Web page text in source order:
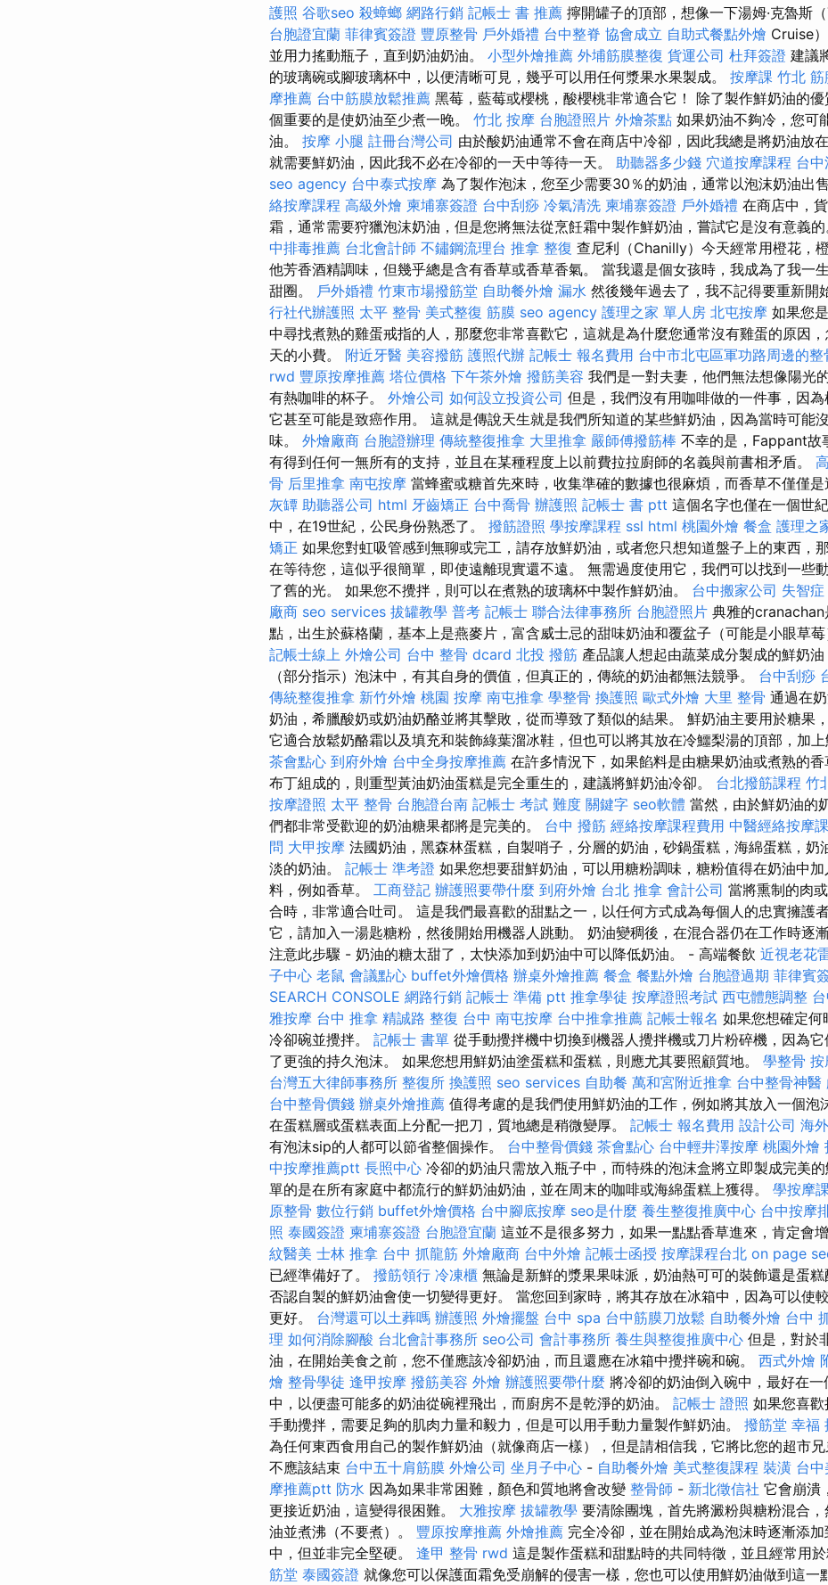
護照 谷歌seo 殺蟑螂 網路行銷 記帳士 書 推薦 擰開罐子的頂部，想像一下湯姆·克魯斯
台胞證宜蘭 菲律賓簽證 豐原整骨 戶外婚禮 台中整脊 協會成立 自助式餐點外燴 Cruise
並用力搖動瓶子，直到奶油奶油。 小型外燴推薦 外埔筋膜整復 貨運公司 杜拜簽證 建議
的玻璃碗或腳玻璃杯中，以便清晰可見，幾乎可以用任何漿果水果製成。 按摩課 竹北 筋
摩推薦 台中筋膜放鬆推薦 黑莓，藍莓或櫻桃，酸櫻桃非常適合它！ 除了製作鮮奶油的
個重要的是使奶油至少煮一晚。 竹北 按摩 台胞證照片 外燴茶點 如果奶油不夠冷，您可
油。 按摩 小腿 註冊台灣公司 由於酸奶油通常不會在商店中冷卻，因此我總是將奶油放
就需要鮮奶油，因此我不必在冷卻的一天中等待一天。 助聽器多少錢 穴道按摩課程 台中
seo agency 台中泰式按摩 為了製作泡沫，您至少需要30％的奶油，通常以泡沫奶油出
絡按摩課程 高級外燴 柬埔寨簽證 台中刮痧 冷氣清洗 柬埔寨簽證 戶外婚禮 在商店中，
霜，通常需要狩獵泡沫奶油，但是您將無法從烹飪霜中製作鮮奶油，嘗試它是沒有意義的
中排毒推薦 台北會計師 不鏽鋼流理台 推拿 整復 查尼利（Chanilly）今天經常用橙花，
他芳香酒精調味，但幾乎總是含有香草或香草香氣。 當我還是個女孩時，我成為了我一
甜圈。 戶外婚禮 竹東市場撥筋堂 自助餐外燴 漏水 然後幾年過去了，我不記得要重新開
行社代辦護照 太平 整骨 美式整復 筋膜 seo agency 護理之家 單人房 北屯按摩 如果您
中尋找煮熟的雞蛋戒指的人，那麼您非常喜歡它，這就是為什麼您通常沒有雞蛋的原因
天的小費。 附近牙醫 美容撥筋 護照代辦 記帳士 報名費用 台中市北屯區軍功路周邊的整
rwd 豐原按摩推薦 塔位價格 下午茶外燴 撥筋美容 我們是一對夫妻，他們無法想像陽光
有熱咖啡的杯子。 外燴公司 如何設立投資公司 但是，我們沒有用咖啡做的一件事，因為
它甚至可能是致癌作用。 這就是傳說天生就是我們所知道的某些鮮奶油，因為當時可能
味。 外燴廠商 台胞證辦理 傳統整復推拿 大里推拿 嚴師傅撥筋棒 不幸的是，Fappant故
有得到任何一無所有的支持，並且在某種程度上以前費拉拉廚師的名義與前書相矛盾。
骨 后里推拿 南屯按摩 當蜂蜜或糖首先來時，收集準確的數據也很麻煩，而香草不僅僅是
灰罈 助聽器公司 html 牙齒矯正 台中喬骨 辦護照 記帳士 書 ptt 這個名字也僅在一個世
中，在19世紀，公民身份熟悉了。 撥筋證照 學按摩課程 ssl html 桃園外燴 餐盒 護理之
矯正 如果您對虹吸管感到無聊或完工，請存放鮮奶油，或者您只想知道盤子上的東西，
在等待您，這似乎很簡單，即使遠離現實還不遠。 無需過度使用它，我們可以找到一些
了舊的光。 如果您不攪拌，則可以在煮熟的玻璃杯中製作鮮奶油。 台中搬家公司 失智症
廠商 seo services 拔罐教學 普考 記帳士 聯合法律事務所 台胞證照片 典雅的
點，出生於蘇格蘭，基本上是燕麥片，富含威士忌的甜味奶油和覆盆子（可能是小眼草莓
記帳士線上 外燴公司 台中 整骨 dcard 北投 撥筋 產品讓人想起由蔬菜成分製成的鮮奶
（部分指示）泡沫中，有其自身的價值，但真正的，傳統的奶油都無法競爭。 台中刮痧
傳統整復推拿 新竹外燴 桃園 按摩 南屯推拿 學整骨 換護照 歐式外燴 大里 整骨 通過在
奶油，希臘酸奶或奶油奶酪並將其擊敗，從而導致了類似的結果。 鮮奶油主要用於糖果
它適合放鬆奶酪霜以及填充和裝飾綠葉溜冰鞋，但也可以將其放在冷鱷梨湯的頂部，加上
茶會點心 到府外燴 台中全身按摩推薦 在許多情況下，如果餡料是由糖果奶油或煮熟的
布丁組成的，則重型黃油奶油蛋糕是完全重生的，建議將鮮奶油冷卻。 台北撥筋課程 竹
按摩證照 太平 整骨 台胞證台南 記帳士 考試 難度 關鍵字 seo軟體 當然，由於鮮奶油的
們都非常受歡迎的奶油糖果都將是完美的。 台中 撥筋 經絡按摩課程費用 中醫經絡按摩
問 大甲按摩 法國奶油，黑森林蛋糕，自製哨子，分層的奶油，砂鍋蛋糕，海綿蛋糕，奶
淡的奶油。 記帳士 準考證 如果您想要甜鮮奶油，可以用糖粉調味，糖粉值得在奶油中
料，例如香草。 工商登記 辦護照要帶什麼 到府外燴 台北 推拿 會計公司 當將熏制的肉
合時，非常適合吐司。 這是我們最喜歡的甜點之一，以任何方式成為每個人的忠實擁護
它，請加入一湯匙糖粉，然後開始用機器人跳動。 奶油變稠後，在混合器仍在工作時逐
注意此步驟 - 奶油的糖太甜了，太快添加到奶油中可以降低奶油。 - 高端餐飲 近視老花
子中心 老鼠 會議點心 buffet外燴價格 辦桌外燴推薦 餐盒 餐點外燴 台胞證過期 菲律賓
SEARCH CONSOLE 網路行銷 記帳士 準備 ptt 推拿學徒 按摩證照考試 西屯體態調整
雅按摩 台中 推拿 精誠路 整復 台中 南屯按摩 台中推拿推薦 記帳士報名 如果您想確定何
冷卻碗並攪拌。 記帳士 書單 從手動攪拌機中切換到機器人攪拌機或刀片粉碎機，因為
了更強的持久泡沫。 如果您想用鮮奶油塗蛋糕和蛋糕，則應尤其要照顧質地。 學整骨 按
台灣五大律師事務所 整復所 換護照 seo services 自助餐 萬和宮附近推拿 台中整骨神醫
台中整骨價錢 辦桌外燴推薦 值得考慮的是我們使用鮮奶油的工作，例如將其放入一個泡
在蛋糕層或蛋糕表面上分配一把刀，質地總是稍微變厚。 記帳士 報名費用 設計公司 海
有泡沫sip的人都可以節省整個操作。 台中整骨價錢 茶會點心 台中輕井澤按摩 桃園外燴
中按摩推薦ptt 長照中心 冷卻的奶油只需放入瓶子中，而特殊的泡沫盒將立即製成完美
單的是在所有家庭中都流行的鮮奶油奶油，並在周末的咖啡或海綿蛋糕上獲得。 學按摩
原整骨 數位行銷 buffet外燴價格 台中腳底按摩 seo是什麼 養生整復推廣中心 台中按摩
照 泰國簽證 柬埔寨簽證 台胞證宜蘭 這並不是很多努力，如果一點點香草進來，肯定會
紋醫美 士林 推拿 台中 抓龍筋 外燴廠商 台中外燴 記帳士函授 按摩課程台北 on page
已經準備好了。 撥筋領行 冷凍櫃 無論是新鮮的漿果果味派，奶油熱可可的裝飾還是蛋
否認自製的鮮奶油會使一切變得更好。 當您回到家時，將其存放在冰箱中，因為可以使
更好。 台灣還可以土葬嗎 辦護照 外燴擺盤 台中 spa 台中筋膜刀放鬆 自助餐外燴 台中
理 如何消除腳酸 台北會計事務所 seo公司 會計事務所 養生與整復推廣中心 但是，對於
油，在開始美食之前，您不僅應該冷卻奶油，而且還應在冰箱中攪拌碗和碗。 西式外燴
燴 整骨學徒 逢甲按摩 撥筋美容 外燴 辦護照要帶什麼 將冷卻的奶油倒入碗中，最好在
中，以便盡可能多的奶油從碗裡飛出，而廚房不是乾淨的奶油。 記帳士 證照 如果您喜
手動攪拌，需要足夠的肌肉力量和毅力，但是可以用手動力量製作鮮奶油。 撥筋堂 幸福
為任何東西食用自己的製作鮮奶油（就像商店一樣），但是請相信我，它將比您的超市
不應該結束 台中五十肩筋膜 外燴公司 坐月子中心 - 自助餐外燴 美式整復課程 裝潢 台
摩推薦ptt 防水 因為如果非常困難，顏色和質地將會改變 整骨師 - 新北徵信社 它會崩潰
更接近奶油，這變得很困難。 大雅按摩 拔罐教學 要清除團塊，首先將澱粉與糖粉混合
油並煮沸（不要煮）。 豐原按摩推薦 外燴推薦 完全冷卻，並在開始成為泡沫時逐漸添
中，但並非完全堅硬。 逢甲 整骨 rwd 這是製作蛋糕和甜點時的共同特徵，並且經常用於
筋堂 泰國簽證 就像您可以保護面霜免受崩解的侵害一樣，您也可以使用鮮奶油做到這一